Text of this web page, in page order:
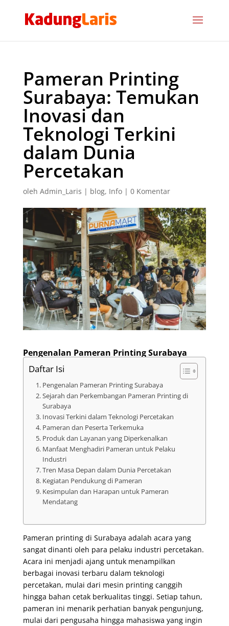
Pameran Printing
Surabaya: Temukan
Inovasi dan
Teknologi Terkini
dalam Dunia
Percetakan
oleh Admin_Laris | blog, Info| 0 Komentar
Pengenalan Pameran Printing Surabaya
Daftar Isi
Pengenalan Pameran Printing Surabaya
Sejarah dan Perkembangan Pameran Printing di
Surabaya
Inovasi Terkini dalam Teknologi Percetakan
Pameran dan Peserta Terkemuka
Produk dan Layanan yang Diperkenalkan
Manfaat Menghadiri Pameran untuk Pelaku
Industri
Tren Masa Depan dalam Dunia Percetakan
Kegiatan Pendukung di Pameran
Kesimpulan dan Harapan untuk Pameran
Mendatang
Pameran printing di Surabaya adalah acara yang
sangat dinanti oleh para pelaku industri percetakan.
Acara ini menjadi ajang untuk menampilkan
berbagai inovasi terbaru dalam teknologi
percetakan, mulai dari mesin printing canggih
hingga bahan cetak berkualitas tinggi. Setiap tahun,
pameran ini menarik perhatian banyak pengunjung,
mulai dari pengusaha hingga mahasiswa yang ingin